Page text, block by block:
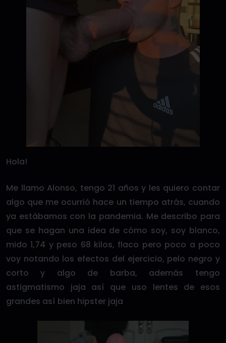
Hola!
Me llamo Alonso, tengo 21 años y les quiero contar
algo que me ocurrió hace un tiempo atrás, cuando
ya estábamos con la pandemia. Me describo para
que se hagan una idea de cómo soy, soy blanco,
mido 1,74 y peso 68 kilos, flaco pero poco a poco
voy notando los efectos del ejercicio, pelo negro y
corto y algo de barba, además tengo
astigmatismo jaja así que uso lentes de esos
grandes así bien hipster jaja